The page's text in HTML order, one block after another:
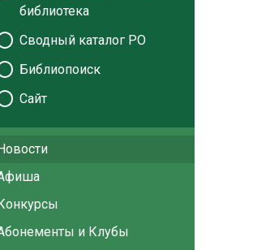
библиотека
Сводный каталог РО
Библиопоиск
Сайт
и Клубы